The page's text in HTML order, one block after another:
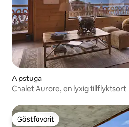
Alpstuga
Chalet Aurore, en lyxig tillflyktsort
Gästfavorit
Gästfavorit